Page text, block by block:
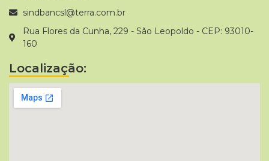
sindbancsl@terra.com.br
Rua Flores da Cunha, 229 - São Leopoldo - CEP: 93010-
160
Localização: